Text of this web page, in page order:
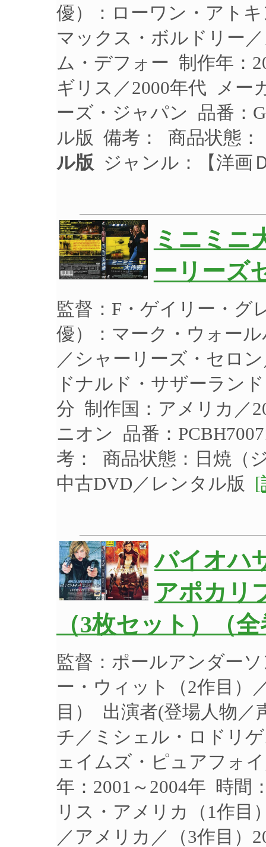
優）：ローワン・アト
マックス・ボルドリー
ム・デフォー 制作年：
ギリス／2000年代 メー
ーズ・ジャパン 品番：
ル版 備考： 商品状態：
ル版 ジャンル：【洋画
ミニミニ
ーリーズ
監督：F・ゲイリー・グ
優）：マーク・ウォー
／シャーリーズ・セロ
ドナルド・サザーラン
分 制作国：アメリカ／
ニオン 品番：
考： 商品状態：日焼（
中古DVD／レンタル版 [
バイオハ
アポカリ
（3枚セット）（
監督：ポールアンダー
ー・ウィット（2作目）
目） 出演者(登場人物／
チ／ミシェル・ロドリ
ェイムズ・ピュアフォ
年：2001～2004年 時間
リス・アメリカ（1作目
／アメリカ／（3作目）